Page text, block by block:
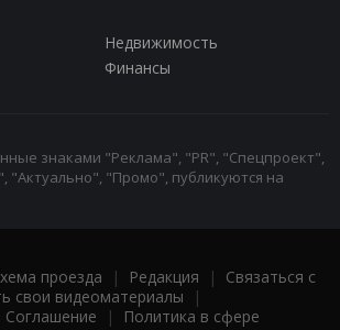
Недвижимость
Финансы
знаками "Реклама", "PR", "Спецпроект",
"Актуально", "Промо", публикуются на
проезда | Редакция | Связаться с
свои видеоматериалы |
Соглашение |
Политика в сфере